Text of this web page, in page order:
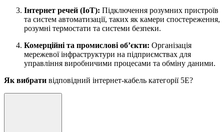
Інтернет речей (IoT): Підключення розумних пристроїв
та систем автоматизації, таких як камери спостереження,
розумні термостати та системи безпеки.
Комерційні та промислові об’єкти: Організація
мережевої інфраструктури на підприємствах для
управління виробничими процесами та обміну даними.
Як вибрати відповідний інтернет-кабель категорії 5E?